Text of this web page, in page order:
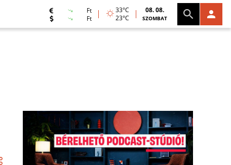
Ft
Ft
33°C
23°C
08. 08.
SZOMBAT